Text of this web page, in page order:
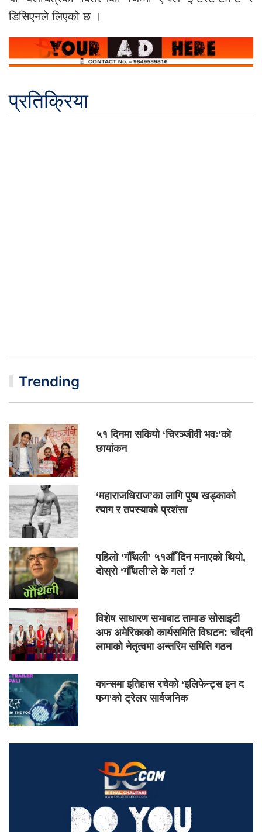
डिसिएनले लिएको छ ।
प्रतिक्रिया
Trending
५१ दिनमा सकियो ‘चिरञ्जीवी भवः’को
छायांकन
‘महाराजधिराज’का लागि पुष्प खड्काको
त्याग र तपस्याको प्रशंसा
पहिलो ‘गौँथली’ ५१औँ दिन मनाएको थियो,
दोस्रो ‘गौँथली’ले के गर्ला ?
विशेष साधारण सभाबाट तामाङ सोसाइटी
अफ अमेरिकाको कार्यसमिति विघटन: चाँदनी
लामाको नेतृत्वमा अन्तरिम समिति गठन
कान्समा इतिहास रचेको ‘इलिफेन्ट्स इन द
फग’को ट्रेलर सार्वजनिक